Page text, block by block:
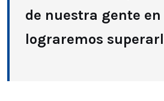
de nuestra gente en
lograremos